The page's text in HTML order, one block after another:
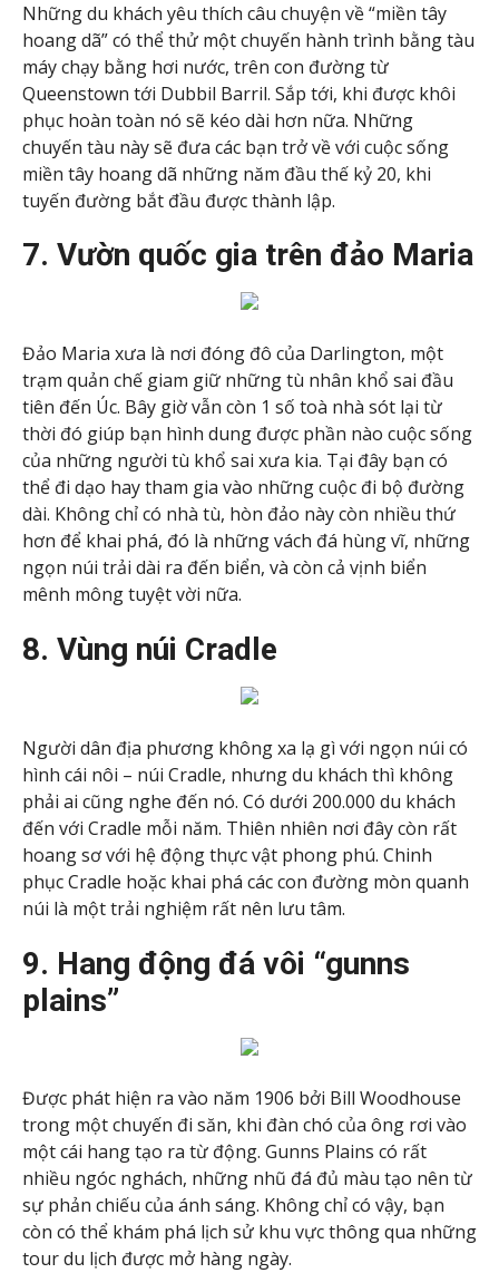
Những du khách yêu thích câu chuyện về “miền tây
hoang dã” có thể thử một chuyến hành trình bằng tàu
máy chạy bằng hơi nước, trên con đường từ
Queenstown tới Dubbil Barril. Sắp tới, khi được khôi
phục hoàn toàn nó sẽ kéo dài hơn nữa. Những
chuyến tàu này sẽ đưa các bạn trở về với cuộc sống
miền tây hoang dã những năm đầu thế kỷ 20, khi
tuyến đường bắt đầu được thành lập.
7. Vườn quốc gia trên đảo Maria
Đảo Maria xưa là nơi đóng đô của Darlington, một
trạm quản chế giam giữ những tù nhân khổ sai đầu
tiên đến Úc. Bây giờ vẫn còn 1 số toà nhà sót lại từ
thời đó giúp bạn hình dung được phần nào cuộc sống
của những người tù khổ sai xưa kia. Tại đây bạn có
thể đi dạo hay tham gia vào những cuộc đi bộ đường
dài. Không chỉ có nhà tù, hòn đảo này còn nhiều thứ
hơn để khai phá, đó là những vách đá hùng vĩ, những
ngọn núi trải dài ra đến biển, và còn cả vịnh biển
mênh mông tuyệt vời nữa.
8. Vùng núi Cradle
Người dân địa phương không xa lạ gì với ngọn núi có
hình cái nôi – núi Cradle, nhưng du khách thì không
phải ai cũng nghe đến nó. Có dưới 200.000 du khách
đến với Cradle mỗi năm. Thiên nhiên nơi đây còn rất
hoang sơ với hệ động thực vật phong phú. Chinh
phục Cradle hoặc khai phá các con đường mòn quanh
núi là một trải nghiệm rất nên lưu tâm.
9. Hang động đá vôi “gunns
plains”
Được phát hiện ra vào năm 1906 bởi Bill Woodhouse
trong một chuyến đi săn, khi đàn chó của ông rơi vào
một cái hang tạo ra từ động. Gunns Plains có rất
nhiều ngóc nghách, những nhũ đá đủ màu tạo nên từ
sự phản chiếu của ánh sáng. Không chỉ có vậy, bạn
còn có thể khám phá lịch sử khu vực thông qua những
tour du lịch được mở hàng ngày.